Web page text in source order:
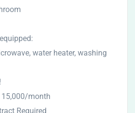
water heater, washing
15,000/month
Required